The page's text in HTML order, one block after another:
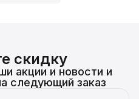
скидку
акции и новости и
следующий заказ